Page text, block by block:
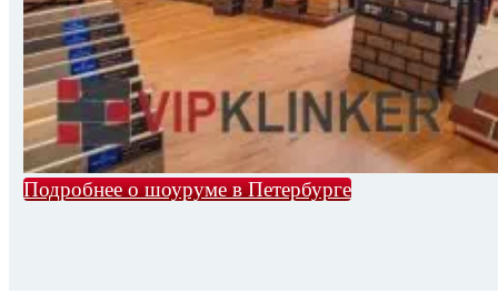
Подробнее о шоуруме в Петербурге